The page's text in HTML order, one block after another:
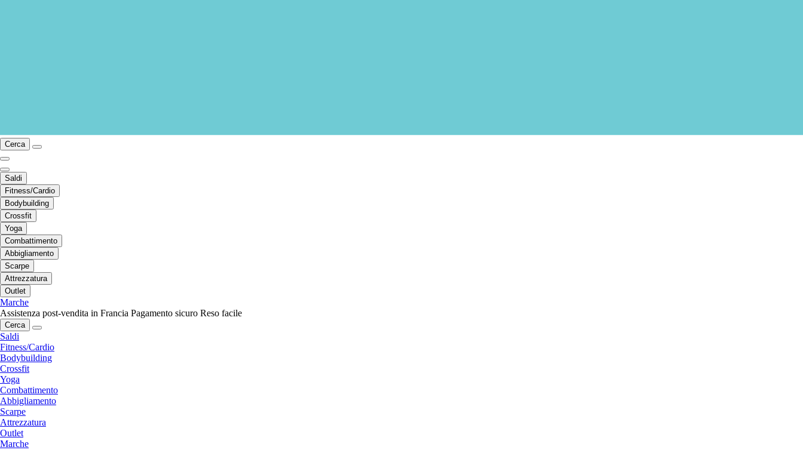
Cerca
Saldi
Fitness/Cardio
Bodybuilding
Crossfit
Yoga
Combattimento
Abbigliamento
Scarpe
Attrezzatura
Outlet
Marche
Assistenza post-vendita in Francia Pagamento sicuro Reso facile
Cerca
Saldi
Fitness/Cardio
Bodybuilding
Crossfit
Yoga
Combattimento
Abbigliamento
Scarpe
Attrezzatura
Outlet
Marche